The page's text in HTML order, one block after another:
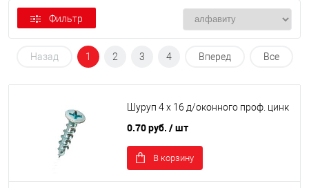
Фильтр
Назад 1 2 3 4 Вперед Все
Шуруп 4 х 16 д/оконного проф. цинк
0.70 руб. / шт
В корзину